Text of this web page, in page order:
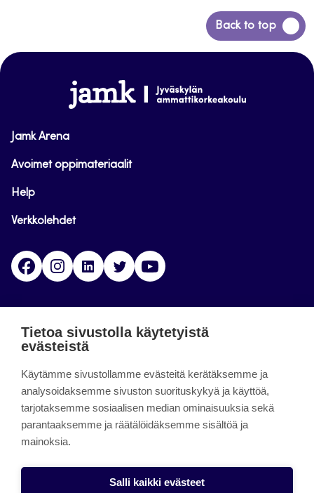
Back to top
Siirry
takaisin
www.jamk.fi
Jamk Arena
Avoimet oppimateriaalit
Help
Verkkolehdet
FacebookInstagramLinkedinTwitter
päättynyt 11.9.2023.
About the site
Käyttöehdot
Saavutettavuusseloste
Tietoa sivustolla käytetyistä
evästeistä
Käytämme sivustollamme evästeitä kerätäksemme ja
analysoidaksemme sivuston suorituskykyä ja käyttöä,
tarjotaksemme sosiaalisen median ominaisuuksia sekä
parantaaksemme ja räätälöidäksemme sisältöä ja
mainoksia.
Salli kaikki evästeet